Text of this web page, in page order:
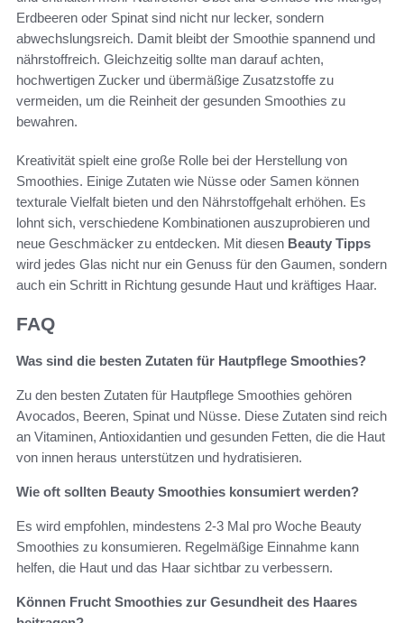
Erdbeeren oder Spinat sind nicht nur lecker, sondern
abwechslungsreich. Damit bleibt der Smoothie spannend und
nährstoffreich. Gleichzeitig sollte man darauf achten,
hochwertigen Zucker und übermäßige Zusatzstoffe zu
vermeiden, um die Reinheit der gesunden Smoothies zu
bewahren.
Kreativität spielt eine große Rolle bei der Herstellung von
Smoothies. Einige Zutaten wie Nüsse oder Samen können
texturale Vielfalt bieten und den Nährstoffgehalt erhöhen. Es
lohnt sich, verschiedene Kombinationen auszuprobieren und
neue Geschmäcker zu entdecken. Mit diesen Beauty Tipps
wird jedes Glas nicht nur ein Genuss für den Gaumen, sondern
auch ein Schritt in Richtung gesunde Haut und kräftiges Haar.
FAQ
Was sind die besten Zutaten für Hautpflege Smoothies?
Zu den besten Zutaten für Hautpflege Smoothies gehören
Avocados, Beeren, Spinat und Nüsse. Diese Zutaten sind reich
an Vitaminen, Antioxidantien und gesunden Fetten, die die Haut
von innen heraus unterstützen und hydratisieren.
Wie oft sollten Beauty Smoothies konsumiert werden?
Es wird empfohlen, mindestens 2-3 Mal pro Woche Beauty
Smoothies zu konsumieren. Regelmäßige Einnahme kann
helfen, die Haut und das Haar sichtbar zu verbessern.
Können Frucht Smoothies zur Gesundheit des Haares